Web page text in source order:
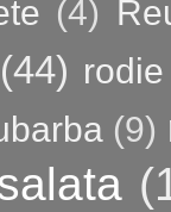
(4)
(44) rodie
(9)